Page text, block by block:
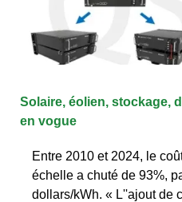
Solaire, éolien, stockage,
en vogue
Entre 2010 et 2024, le
échelle a chuté de 93%,
dollars/kWh. « L''ajout de